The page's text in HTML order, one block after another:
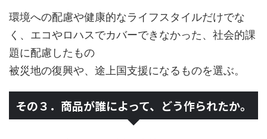
環境への配慮や健康的なライフスタイルだけでな
く、エコやロハスでカバーできなかった、社会的課
題に配慮したもの
被災地の復興や、途上国支援になるものを選ぶ。
その３．商品が誰によって、どう作られたか。